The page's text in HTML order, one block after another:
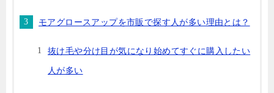
モアグロースアップを市販で探す人が多い理由とは？
抜け毛や分け目が気になり始めてすぐに購入したい
人が多い